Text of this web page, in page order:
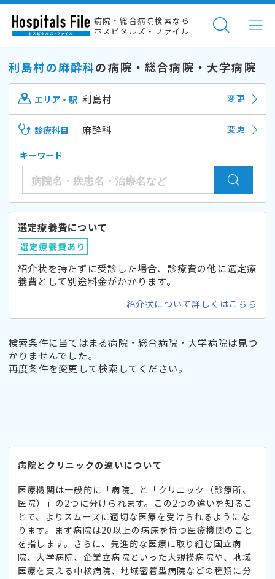
病院・総合病院検索なら
ホスピタルズ・ファイル
利島村の麻酔科の病院・総合病院・大学病院
エリア・駅 利島村 変更
診療科目 麻酔科 変更
キーワード
選定療養費について
選定療養費あり
紹介状を持たずに受診した場合、診療費の他に選定療
養費として別途料金がかかります。
紹介状について詳しくはこちら
検索条件に当てはまる病院・総合病院・大学病院は見つ
かりませんでした。
再度条件を変更して検索してください。
病院とクリニックの違いについて
医療機関は一般的に「病院」と「クリニック（診療所、
医院）」の2つに分けられます。この2つの違いを知るこ
とで、よりスムーズに適切な医療を受けられるようにな
ります。まず病院は20以上の病床を持つ医療機関のこと
を指します。さらに、先進的な医療に取り組む国立病
院、大学病院、企業立病院といった大規模病院や、地域
医療を支える中核病院、地域密着型病院などの種類に分